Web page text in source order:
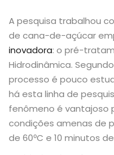
A pesquisa trabalhou
de cana-de-açúcar
inovadora: o pré-
Hidrodinâmica.
processo é pouco
há esta linha de
fenômeno é vantajoso
condições amenas de
de 60ºC e 10 minutos